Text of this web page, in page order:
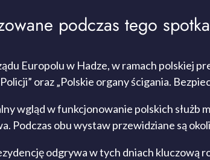
podczas tego
Europolu w Hadze, w ramach polskiej
oraz „Polskie organy ścigania.
wgląd w funkcjonowanie polskich służb
Podczas obu wystaw przewidziane są
odgrywa w tych dniach kluczową